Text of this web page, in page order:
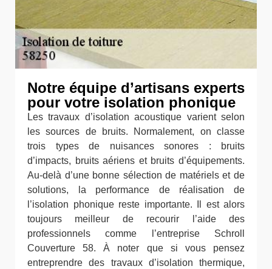
Notre équipe d’artisans experts
pour votre isolation phonique
Les travaux d’isolation acoustique varient selon
les sources de bruits. Normalement, on classe
trois types de nuisances sonores : bruits
d’impacts, bruits aériens et bruits d’équipements.
Au-delà d’une bonne sélection de matériels et de
solutions, la performance de réalisation de
l’isolation phonique reste importante. Il est alors
toujours meilleur de recourir l’aide des
professionnels comme l’entreprise Schroll
Couverture 58. À noter que si vous pensez
entreprendre des travaux d’isolation thermique,